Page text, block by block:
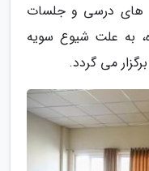
های درسی و جلسات
به علت شیوع سویه
می گردد.